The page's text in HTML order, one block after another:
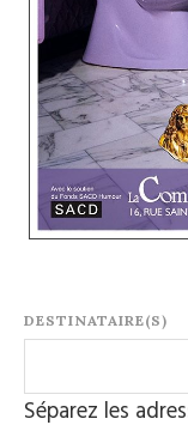
DESTINATAIRE(S)
Séparez les